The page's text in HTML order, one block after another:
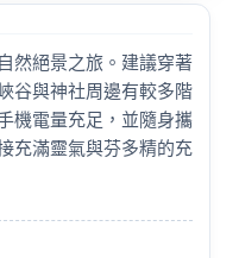
然絕景之旅。建議穿著
谷與神社周邊有較多階
機電量充足，並隨身攜
充滿靈氣與芬多精的充